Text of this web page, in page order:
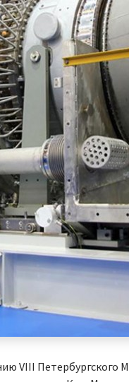
VIII Петербургского